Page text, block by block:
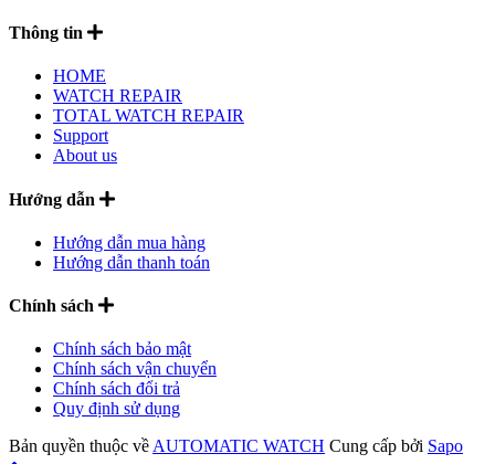
Thông tin
HOME
WATCH REPAIR
TOTAL WATCH REPAIR
Support
About us
Hướng dẫn
Hướng dẫn mua hàng
Hướng dẫn thanh toán
Chính sách
Chính sách bảo mật
Chính sách vận chuyển
Chính sách đổi trả
Quy định sử dụng
Bản quyền thuộc vềAUTOMATIC WATCH Cung cấp bởi Sapo